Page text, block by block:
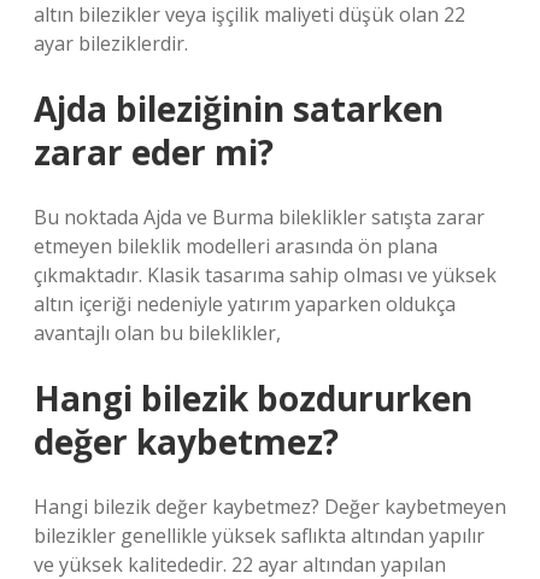
altın bilezikler veya işçilik maliyeti düşük olan 22
ayar bileziklerdir.
Ajda bileziğinin satarken
zarar eder mi?
Bu noktada Ajda ve Burma bileklikler satışta zarar
etmeyen bileklik modelleri arasında ön plana
çıkmaktadır. Klasik tasarıma sahip olması ve yüksek
altın içeriği nedeniyle yatırım yaparken oldukça
avantajlı olan bu bileklikler,
Hangi bilezik bozdururken
değer kaybetmez?
Hangi bilezik değer kaybetmez? Değer kaybetmeyen
bilezikler genellikle yüksek saflıkta altından yapılır
ve yüksek kalitededir. 22 ayar altından yapılan